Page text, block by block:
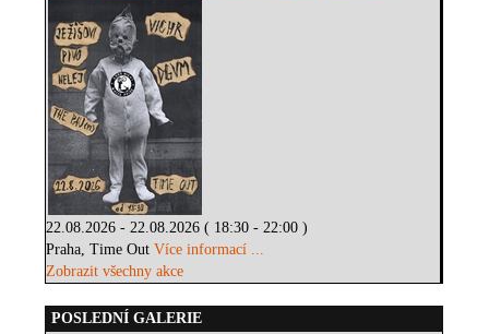
22.08.2026 - 22.08.2026 ( 18:30 - 22:00 )
Praha, Time OutVíce informací ...
Zobrazit všechny akce
POSLEDNÍ GALERIE